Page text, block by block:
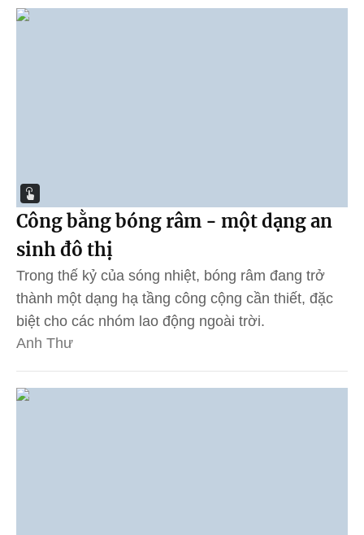
Công bằng bóng râm - một dạng an
sinh đô thị
Trong thế kỷ của sóng nhiệt, bóng râm đang trở
thành một dạng hạ tầng công cộng cần thiết, đặc
biệt cho các nhóm lao động ngoài trời.
Anh Thư